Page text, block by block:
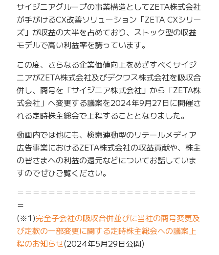
サイジニアグループの事業構造としてZETA株式会社
が手がけるCX改善ソリューション「ZETA CXシリー
ズ」が収益の大半を占めており、ストック型の収益
モデルで高い利益率を誇っています。
この度、さらなる企業価値向上をめざすべくサイジ
ニアがZETA株式会社及びデクワス株式会社を吸収合
併し、商号を「サイジニア株式会社」から「ZETA株
式会社」へ変更する議案を2024年9月27日に開催さ
れる定時株主総会で上程することとなりました。
動画内では他にも、検索連動型のリテールメディア
広告事業におけるZETA株式会社の収益貢献や、株主
の皆さまへの利益の還元などについてお話していま
すのでぜひご覧ください。
＝＝＝＝＝＝＝＝＝＝＝＝＝＝＝＝＝＝＝＝＝＝＝
＝
(※1)完全子会社の吸収合併並びに当社の商号変更及
び定款の一部変更に関する定時株主総会への議案上
程のお知らせ(2024年5月29日公開)